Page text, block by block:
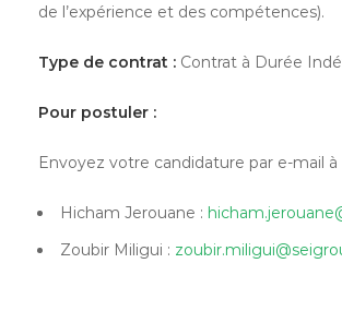
de l’expérience et des compétences).
Type de contrat : Contrat à Durée
Pour postuler :
Envoyez votre candidature par e-mail à
Hicham Jerouane :
Zoubir Miligui :